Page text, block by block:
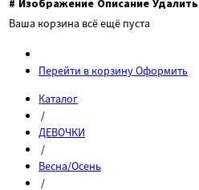
# Изображение Описание
Ваша корзина всё ещё пуста
Перейти в корзинуОформить
Каталог
/
ДЕВОЧКИ
/
Весна/Осень
/